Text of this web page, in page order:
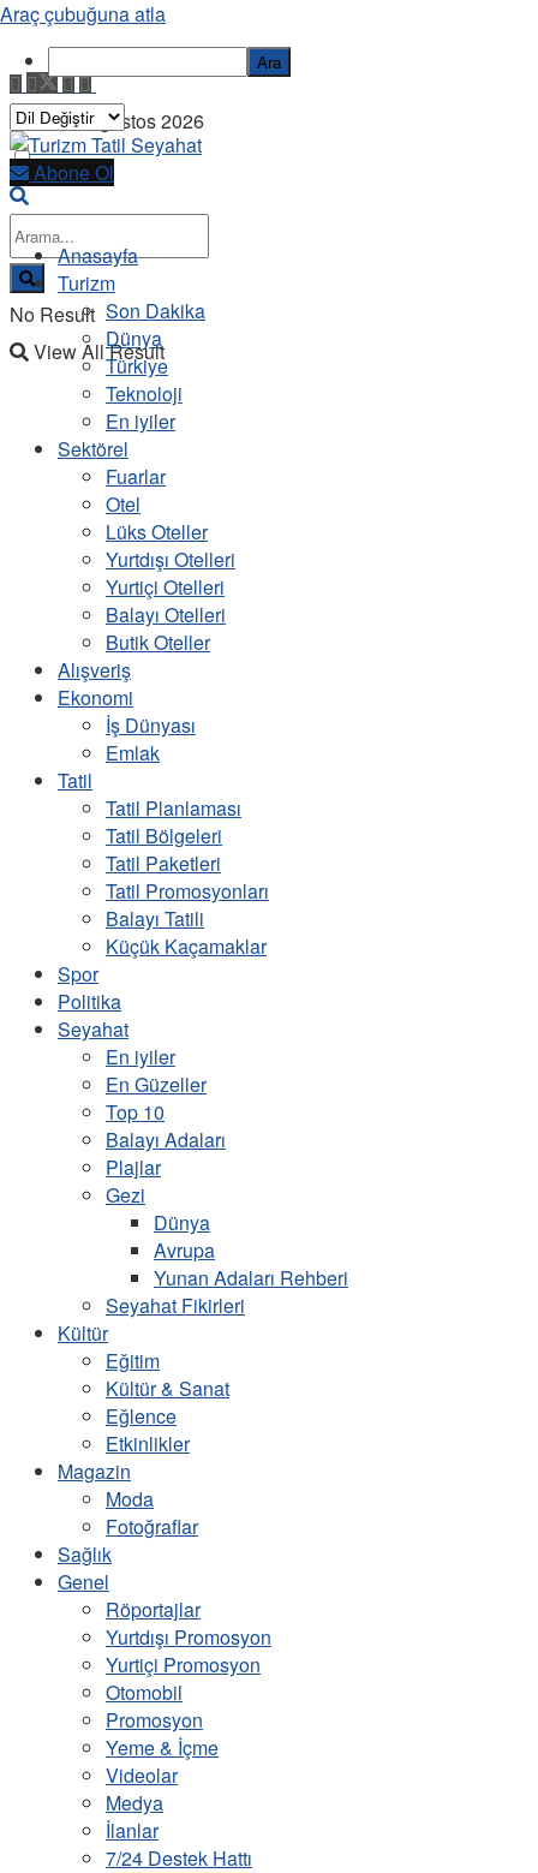
Cuma, 7 Ağustos 2026
No Result
View All Result
Abone Ol
Anasayfa
Turizm
Son Dakika
Dünya
Türkiye
Teknoloji
En iyiler
Sektörel
Fuarlar
Otel
Lüks Oteller
Yurtdışı Otelleri
Yurtiçi Otelleri
Balayı Otelleri
Butik Oteller
Alışveriş
Ekonomi
İş Dünyası
Emlak
Tatil
Tatil Planlaması
Tatil Bölgeleri
Tatil Paketleri
Tatil Promosyonları
Balayı Tatili
Küçük Kaçamaklar
Spor
Politika
Seyahat
En iyiler
En Güzeller
Top 10
Balayı Adaları
Plajlar
Gezi
Dünya
Avrupa
Yunan Adaları Rehberi
Seyahat Fikirleri
Kültür
Eğitim
Kültür & Sanat
Eğlence
Etkinlikler
Magazin
Moda
Fotoğraflar
Sağlık
Genel
Röportajlar
Yurtdışı Promosyon
Yurtiçi Promosyon
Otomobil
Promosyon
Yeme & İçme
Videolar
Medya
İlanlar
7/24 Destek Hattı
Araç çubuğuna atla
Ara